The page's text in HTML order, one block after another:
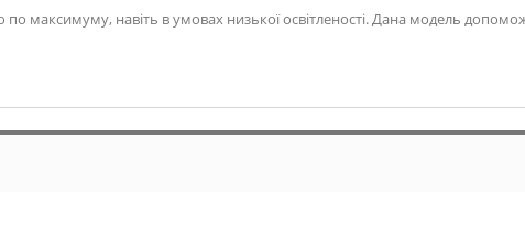
максимуму, навіть в умовах низької освітленості. Дана модель